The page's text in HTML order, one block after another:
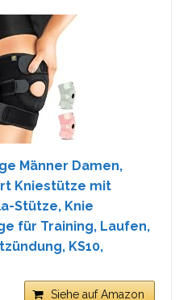
Männer Damen,
Kniestütze mit
Stütze, Knie
für Training, Laufen,
KS10,
Siehe auf Amazon